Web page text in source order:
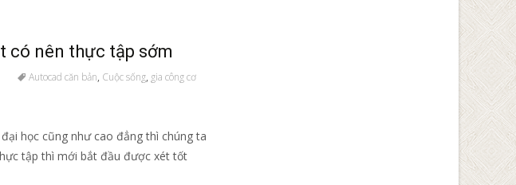
có nên thực tập sớm
Autocad căn bản, Cuộc sống, gia công cơ
học cũng như cao đẳng thì chúng ta
tập thì mới bắt đầu được xét tốt